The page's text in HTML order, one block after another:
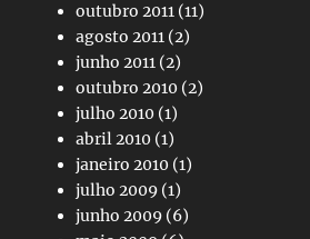
outubro 2011 (11)
agosto 2011 (2)
junho 2011 (2)
outubro 2010 (2)
julho 2010 (1)
abril 2010 (1)
janeiro 2010 (1)
julho 2009 (1)
junho 2009 (6)